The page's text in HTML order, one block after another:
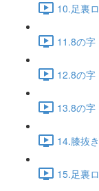
10.足裏
11.8の字
12.8の字
13.8の字
14.膝抜
15.足裏